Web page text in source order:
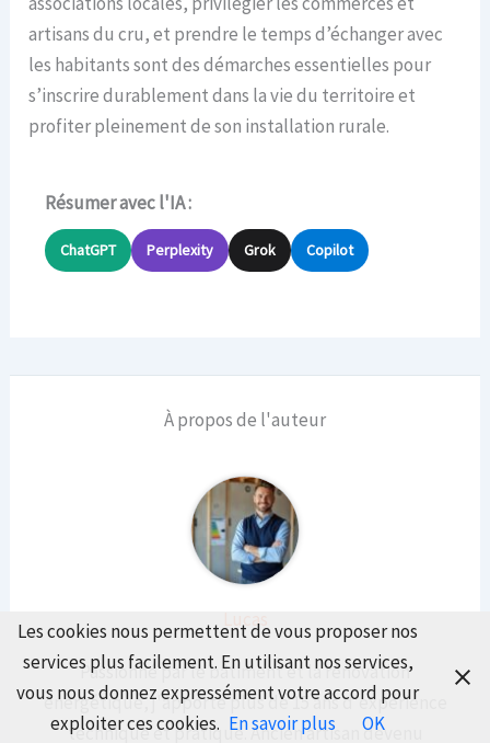
artisans du cru, et prendre le temps d’échanger avec
les habitants sont des démarches essentielles pour
s’inscrire durablement dans la vie du territoire et
profiter pleinement de son installation rurale.
Résumer avec l'IA :
ChatGPT Perplexity Grok Copilot
À propos de l'auteur
Lucas
Passionné par le bâtiment et la rénovation
énergétique, j'apporte plus de 15 ans d'expérience
technique et pratique. Ancien artisan devenu
Les cookies nous permettent de vous proposer nos
services plus facilement. En utilisant nos services,
vous nous donnez expressément votre accord pour
exploiter ces cookies. En savoir plus OK